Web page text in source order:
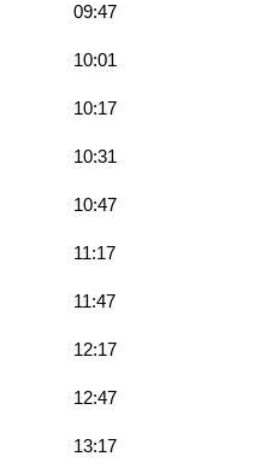
09:47
10:01
10:17
10:31
10:47
11:17
11:47
12:17
12:47
13:17